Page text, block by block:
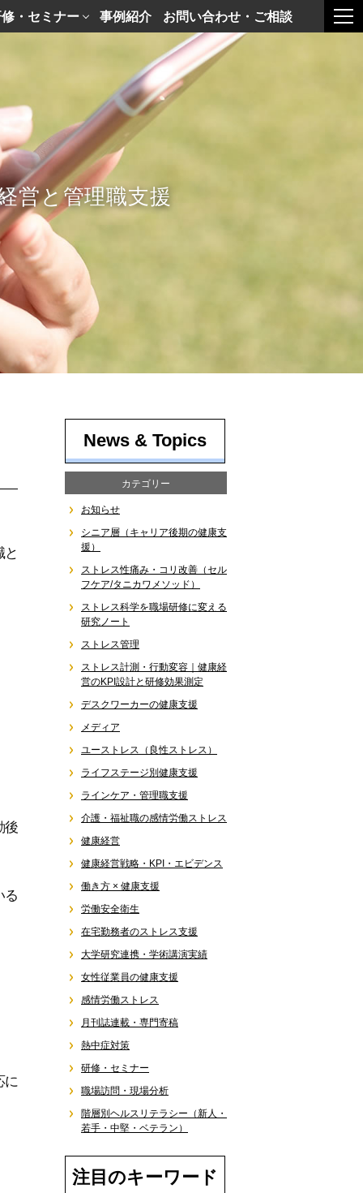
・セミナー 事例紹介 お問い合わせ・ご相談
営と管理職支援
と
後
る
に
News & Topics
カテゴリー
お知らせ
シニア層（キャリア後期の健康支
援）
ストレス性痛み・コリ改善（セル
フケア/タニカワメソッド）
ストレス科学を職場研修に変える
研究ノート
ストレス管理
ストレス計測・行動変容｜健康経
営のKPI設計と研修効果測定
デスクワーカーの健康支援
メディア
ユーストレス（良性ストレス）
ライフステージ別健康支援
ラインケア・管理職支援
介護・福祉職の感情労働ストレス
健康経営
健康経営戦略・KPI・エビデンス
働き方 × 健康支援
労働安全衛生
在宅勤務者のストレス支援
大学研究連携・学術講演実績
女性従業員の健康支援
感情労働ストレス
月刊誌連載・専門寄稿
熱中症対策
研修・セミナー
職場訪問・現場分析
階層別ヘルスリテラシー（新人・
若手・中堅・ベテラン）
注目のキーワード